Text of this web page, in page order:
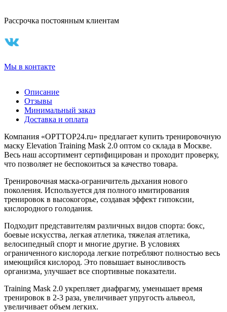
Рассрочка постоянным клиентам
Мы в контакте
Описание
Отзывы
Минимальный заказ
Доставка и оплата
Компания «OPTTOP24.ru» предлагает купить тренировочную
маску Elevation Training Mask 2.0 оптом со склада в Москве.
Весь наш ассортимент сертифицирован и проходит проверку,
что позволяет не беспокоиться за качество товара.
Тренировочная маска-ограничитель дыхания нового
поколения. Используется для полного имитирования
тренировок в высокогорье, создавая эффект гипоксии,
кислородного голодания.
Подходит представителям различных видов спорта: бокс,
боевые искусства, легкая атлетика, тяжелая атлетика,
велосипедный спорт и многие другие. В условиях
ограниченного кислорода легкие потребляют полностью весь
имеющийся кислород. Это повышает выносливость
организма, улучшает все спортивные показатели.
Training Mask 2.0 укрепляет диафрагму, уменьшает время
тренировок в 2-3 раза, увеличивает упругость альвеол,
увеличивает объем легких.